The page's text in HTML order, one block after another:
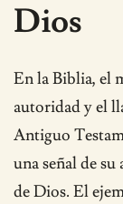
Dios
En la Biblia, el
autoridad y el
Antiguo
una señal de
de Dios. El